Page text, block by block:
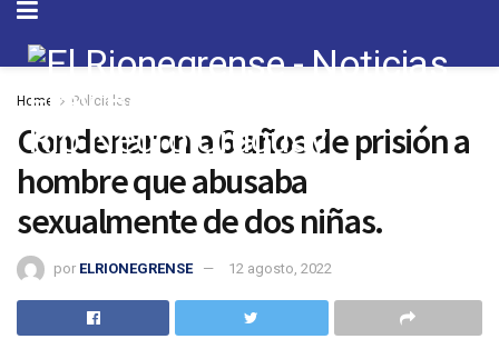
Home Policiales
Condenaron a 6 años de prisión a
hombre que abusaba
sexualmente de dos niñas.
por ELRIONEGRENSE 12 agosto, 2022